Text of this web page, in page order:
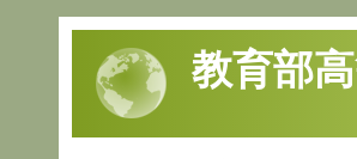
跳转到主要内容
教育部